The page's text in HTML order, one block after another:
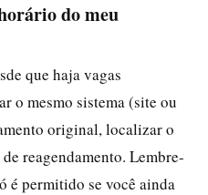
do meu
que haja vagas
o mesmo sistema (site ou
original, localizar o
reagendamento. Lembre-
é permitido se você ainda